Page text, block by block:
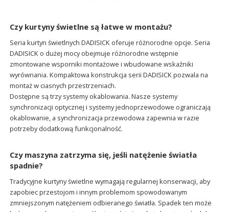
Czy kurtyny świetlne są łatwe w montażu?
Seria kurtyn świetlnych DADISICK oferuje różnorodne opcje. Seria
DADISICK o dużej mocy obejmuje różnorodne wstępnie
zmontowane wsporniki montażowe i wbudowane wskaźniki
wyrównania. Kompaktowa konstrukcja serii DADISICK pozwala na
montaż w ciasnych przestrzeniach.
Dostępne są trzy systemy okablowania. Nasze systemy
synchronizacji optycznej i systemy jednoprzewodowe ograniczają
okablowanie, a synchronizacja przewodowa zapewnia w razie
potrzeby dodatkową funkcjonalność.
Czy maszyna zatrzyma się, jeśli natężenie światła
spadnie?
Tradycyjne kurtyny świetlne wymagają regularnej konserwacji, aby
zapobiec przestojom i innym problemom spowodowanym
zmniejszonym natężeniem odbieranego światła. Spadek ten może